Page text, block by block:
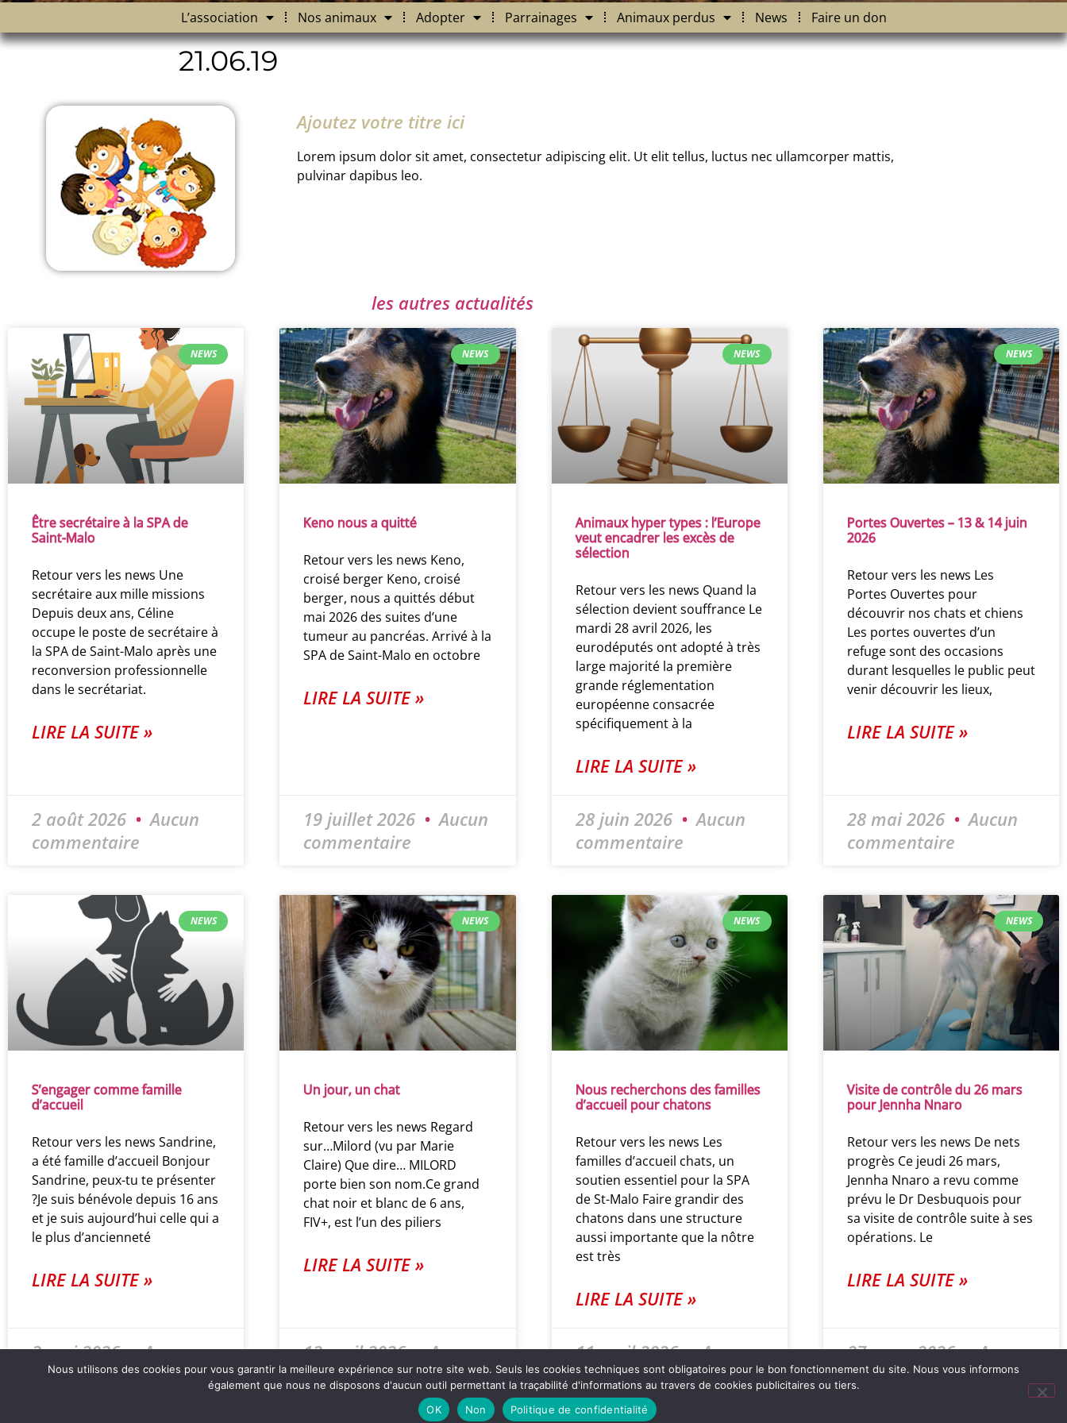
L’association Nos animaux Adopter Parrainages Animaux perdus News Faire un don
21.06.19
Ajoutez votre titre ici
Lorem ipsum dolor sit amet, consectetur adipiscing elit. Ut elit tellus, luctus nec ullamcorper mattis,
pulvinar dapibus leo.
les autres actualités
NEWS
Être secrétaire à la SPA de
Saint-Malo
Retour vers les news Une
secrétaire aux mille missions
Depuis deux ans, Céline
occupe le poste de secrétaire à
la SPA de Saint-Malo après une
reconversion professionnelle
dans le secrétariat.
LIRE LA SUITE »
2 août 2026
Aucun
commentaire
NEWS
Keno nous a quitté
Retour vers les news Keno,
croisé berger Keno, croisé
berger, nous a quittés début
mai 2026 des suites d’une
tumeur au pancréas. Arrivé à la
SPA de Saint-Malo en octobre
LIRE LA SUITE »
19 juillet 2026
Aucun
commentaire
NEWS
Animaux hyper types : l’Europe
veut encadrer les excès de
sélection
Retour vers les news Quand la
sélection devient souffrance Le
mardi 28 avril 2026, les
eurodéputés ont adopté à très
large majorité la première
grande réglementation
européenne consacrée
spécifiquement à la
LIRE LA SUITE »
28 juin 2026
Aucun
commentaire
NEWS
Portes Ouvertes – 13 & 14 juin
2026
Retour vers les news Les
Portes Ouvertes pour
découvrir nos chats et chiens
Les portes ouvertes d’un
refuge sont des occasions
durant lesquelles le public peut
venir découvrir les lieux,
LIRE LA SUITE »
28 mai 2026
Aucun
commentaire
NEWS
S’engager comme famille
d’accueil
Retour vers les news Sandrine,
a été famille d’accueil Bonjour
Sandrine, peux-tu te présenter
?Je suis bénévole depuis 16 ans
et je suis aujourd’hui celle qui a
le plus d’ancienneté
LIRE LA SUITE »
3 mai 2026 Aucun
commentaire
NEWS
Un jour, un chat
Retour vers les news Regard
sur…Milord (vu par Marie
Claire) Que dire… MILORD
porte bien son nom.Ce grand
chat noir et blanc de 6 ans,
FIV+, est l’un des piliers
LIRE LA SUITE »
12 avril 2026 Aucun
commentaire
NEWS
Nous recherchons des familles
d’accueil pour chatons
Retour vers les news Les
familles d’accueil chats, un
soutien essentiel pour la SPA
de St-Malo Faire grandir des
chatons dans une structure
aussi importante que la nôtre
est très
LIRE LA SUITE »
11 avril 2026 Aucun
commentaire
NEWS
Visite de contrôle du 26 mars
pour Jennha Nnaro
Retour vers les news De nets
progrès Ce jeudi 26 mars,
Jennha Nnaro a revu comme
prévu le Dr Desbuquois pour
sa visite de contrôle suite à ses
opérations. Le
LIRE LA SUITE »
27 mars 2026 Aucun
commentaire
Nous utilisons des cookies pour vous garantir la meilleure expérience sur notre site web. Seuls les cookies techniques sont obligatoires pour le bon fonctionnement du site. Nous vous informons
également que nous ne disposons d'aucun outil permettant la traçabilité d'informations au travers de cookies publicitaires ou tiers.
OK
Non Politique de confidentialité